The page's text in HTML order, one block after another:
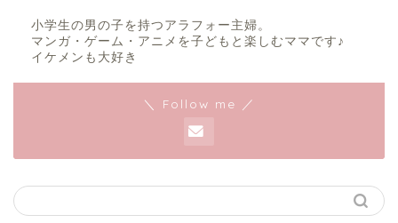
小学生の男の子を持つアラフォー主婦。
マンガ・ゲーム・アニメを子どもと楽しむママです♪
イケメンも大好き
＼ Follow me ／